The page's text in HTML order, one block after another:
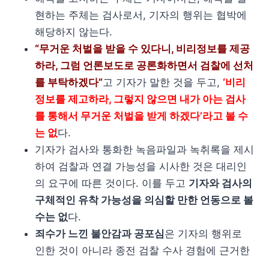
현하는 주체는 검사로서, 기자의 행위는 협박에
해당하지 않는다.
“무거운 처벌을 받을 수 있다니, 비리정보를 제공
하라, 그럼 언론보도로 공론화하면서 검찰에 선처
를 부탁하겠다”고 기자가 말한 것을 두고, ‘비리
정보를 제고하라, 그렇지 않으면 내가 아는 검사
를 통해서 무거운 처벌을 받게 하겠다’라고 볼 수
는 없다.
기자가 검사와 통화한 녹음파일과 녹취록을 제시
하여 검찰과 연결 가능성을 시사한 것은 대리인
의 요구에 따른 것이다. 이를 두고 기자와 검사의
구체적인 유착 가능성을 의심할 만한 언동으로 볼
수는 없다.
죄수가 느낀 불안감과 공포심은 기자의 행위로
인한 것이 아니라 종전 검찰 수사 경험에 근거한